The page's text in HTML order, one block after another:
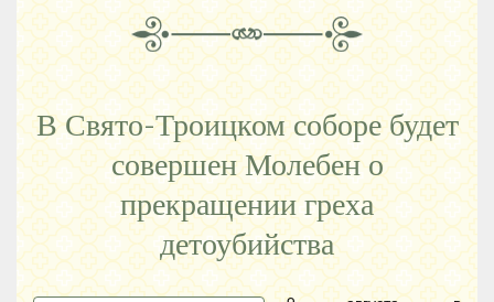
В Свято-Троицком соборе будет
совершен Молебен о
прекращении греха
детоубийства